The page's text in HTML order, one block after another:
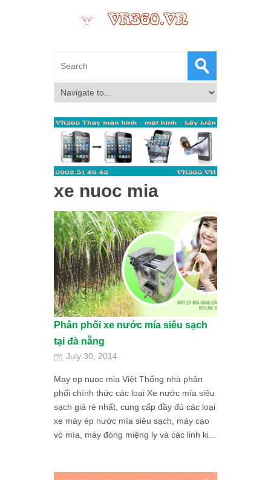
xe nuoc mia
Phân phối xe nước mía siêu sạch
tại đà nẵng
July 30, 2014
May ep nuoc mia Việt Thống nhà phân
phối chính thức các loại Xe nước mía siêu
sạch giá rẻ nhất, cung cấp đầy đủ các loại
xe máy ép nước mía siêu sạch, máy cạo
vỏ mía, máy đóng miệng ly và các linh ki...